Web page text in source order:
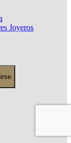
Joyeros